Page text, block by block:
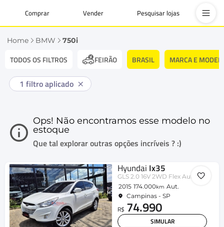
Comprar Vender Pesquisar lojas
Home BMW 750i
TODOS OS FILTROS FEIRÃO BRASIL MARCA E
1 filtro aplicado
Ops! Não encontramos esse modelo no
estoque
Que tal explorar outras opções incríveis ? :)
Hyundai Ix35
GLS 2.0 16V 2WD Flex Aut.
2015 174.000km Aut.
Campinas - SP
R$ 74.990
SIMULAR